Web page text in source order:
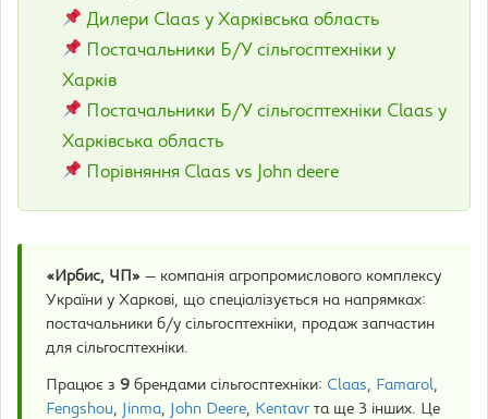
Дилери Claas у Харківська область
Постачальники Б/У сільгосптехніки у
Харків
Постачальники Б/У сільгосптехніки Claas у
Харківська область
Порівняння Claas vs John deere
«Ирбис, ЧП» — компанія агропромислового комплексу
України у Харкові, що спеціалізується на напрямках:
постачальники б/у сільгосптехніки, продаж запчастин
для сільгосптехніки.
Працює з 9 брендами сільгосптехніки: Claas, Famarol,
Fengshou, Jinma, John Deere, Kentavr та ще 3 інших. Це